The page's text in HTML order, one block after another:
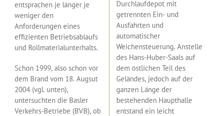
entsprachen je länger je
weniger den
Anforderungen eines
effizienten Betriebsablaufs
und Rollmaterialunterhalts.
Schon 1999, also schon vor
dem Brand vom 18. Augsut
2004 (vgl. unten),
untersuchten die Basler
Verkehrs-Betriebe (BVB), ob
Durchlaufdepot mit
getrennten Ein- und
Ausfahrten und
automatischer
Weichensteuerung. Anstelle
des Hans-Huber-Saals auf
dem östlichen Teil des
Geländes, jedoch auf der
ganzen Länge der
bestehenden Haupthalle
entstand ein leicht